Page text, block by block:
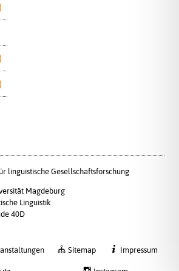
linguistische Gesellschaftsforschung
Magdeburg
Linguistik
40D
Sitemap Impressum